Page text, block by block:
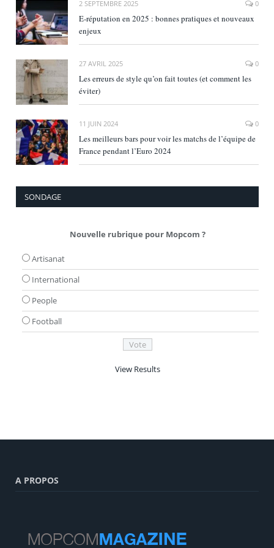
2 SEPTEMBRE 2025 0
E‑réputation en 2025 : bonnes pratiques et nouveaux
enjeux
27 AVRIL 2025 0
Les erreurs de style qu’on fait toutes (et comment les
éviter)
11 JUIN 2024 0
Les meilleurs bars pour voir les matchs de l’équipe de
France pendant l’Euro 2024
SONDAGE
Nouvelle rubrique pour Mopcom ?
Artisanat
International
People
Football
View Results
A PROPOS